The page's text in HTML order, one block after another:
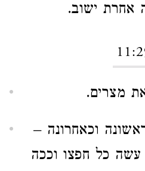
אחרת ישוב.
מצרים.
וכאחרונה –
כל חפצו וככה